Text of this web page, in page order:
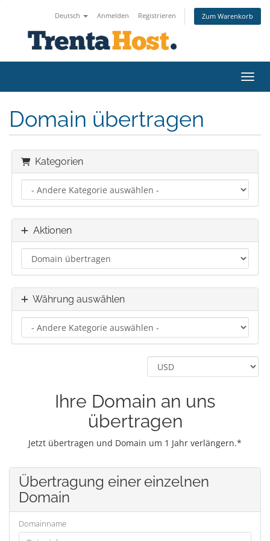
Deutsch Anmelden Registrieren Zum Warenkorb
Domain übertragen
Kategorien
Aktionen
Währung auswählen
Ihre Domain an uns
übertragen
Jetzt übertragen und Domain um 1 Jahr verlängern.*
Übertragung einer einzelnen
Domain
Domainname